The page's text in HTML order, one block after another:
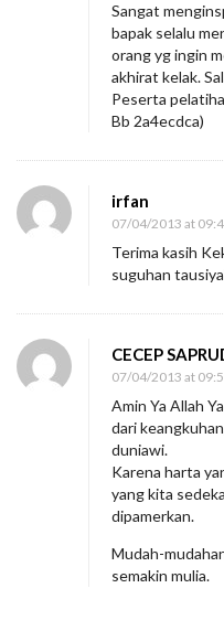
r
t
a
m
e
n
y
a
m
a
t
k
a
m
Sangat
bapak selalu
orang yg ingin
akhirat kelak.
Peserta
Bb 2a4ecdca)
irfan
07/04/2013 at
Terima kasih
suguhan
CECEP
07/04/2013 at
Amin Ya Allah
dari
duniawi.
Karena harta
yang kita
dipamerkan.
Mudah-
semakin mulia.